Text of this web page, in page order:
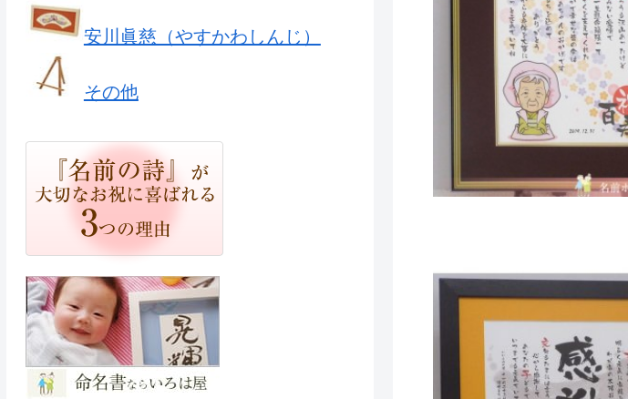
安川眞慈（やすかわしんじ）
その他